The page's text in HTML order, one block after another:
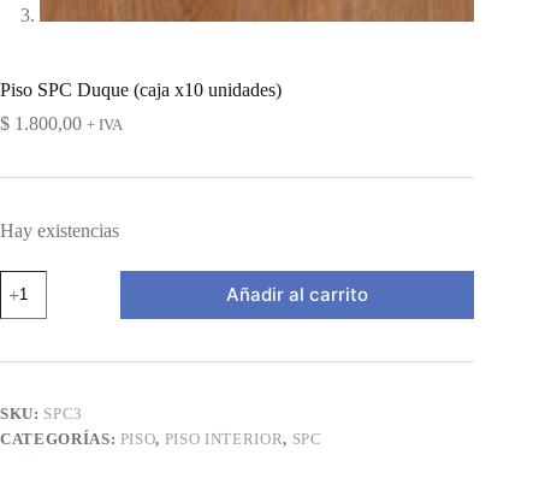
Piso SPC Duque (caja x10 unidades)
$ 1.800,00 + IVA
Hay existencias
Piso
SPC
Duque
x10
Añadir al carrito
SKU: SPC3
CATEGORÍAS: PISO, PISO INTERIOR, SPC